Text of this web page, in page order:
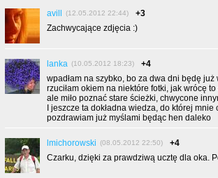
avill (12.05.2012 22:44)
+3
Zachwycające zdjęcia :)
lanka (10.05.2012 18:23)
+4
wpadłam na szybko, bo za dwa dni będę już
rzuciłam okiem na niektóre fotki, jak wrócę
ale miło poznać stare ścieżki, chwycone
I jeszcze ta dokładna wiedza, do której
pozdrawiam już myślami będąc hen daleko
lmichorowski (08.05.2012 22:50)
+4
Czarku, dzięki za prawdziwą ucztę dla oka.